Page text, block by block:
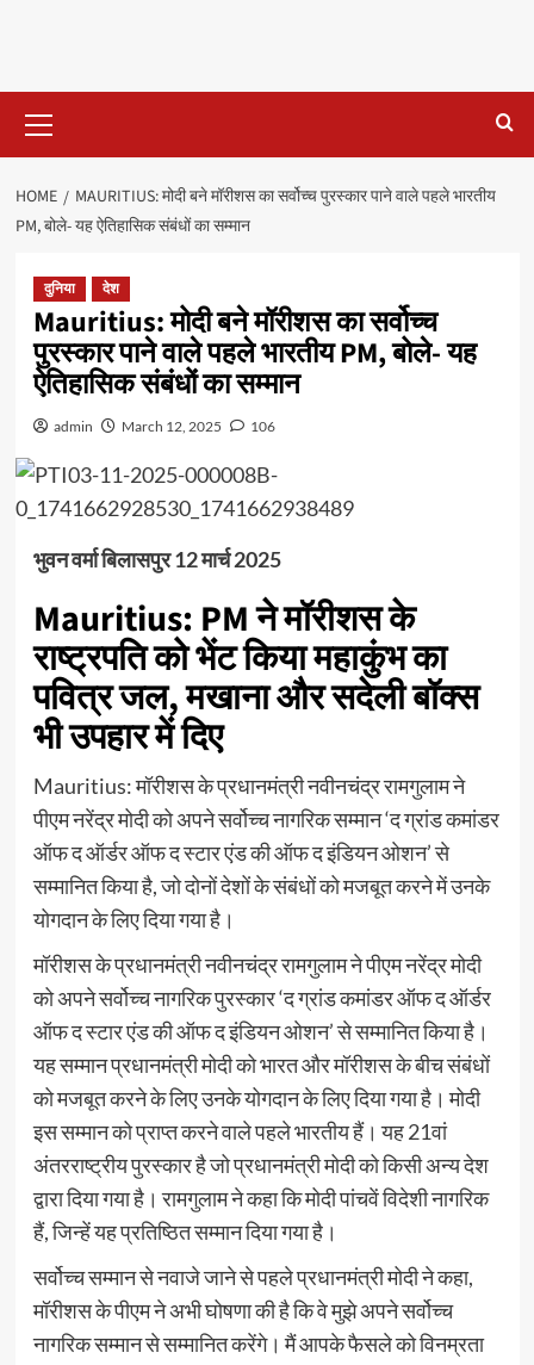
Menu
HOME
MAURITIUS: मोदी बने मॉरीशस का सर्वोच्च पुरस्कार पाने वाले पहले भारतीय
PM, बोले- यह ऐतिहासिक संबंधों का सम्मान
दुनिया देश
Mauritius: मोदी बने मॉरीशस का सर्वोच्च
पुरस्कार पाने वाले पहले भारतीय PM, बोले- यह
ऐतिहासिक संबंधों का सम्मान
admin March 12, 2025 106
भुवन वर्मा बिलासपुर 12 मार्च 2025
Mauritius: PM ने मॉरीशस के
राष्ट्रपति को भेंट किया महाकुंभ का
पवित्र जल, मखाना और सदेली बॉक्स
भी उपहार में दिए
Mauritius: मॉरीशस के प्रधानमंत्री नवीनचंद्र रामगुलाम ने
पीएम नरेंद्र मोदी को अपने सर्वोच्च नागरिक सम्मान ‘द ग्रांड कमांडर
ऑफ द ऑर्डर ऑफ द स्टार एंड की ऑफ द इंडियन ओशन’ से
सम्मानित किया है, जो दोनों देशों के संबंधों को मजबूत करने में उनके
योगदान के लिए दिया गया है।
मॉरीशस के प्रधानमंत्री नवीनचंद्र रामगुलाम ने पीएम नरेंद्र मोदी
को अपने सर्वोच्च नागरिक पुरस्कार ‘द ग्रांड कमांडर ऑफ द ऑर्डर
ऑफ द स्टार एंड की ऑफ द इंडियन ओशन’ से सम्मानित किया है।
यह सम्मान प्रधानमंत्री मोदी को भारत और मॉरीशस के बीच संबंधों
को मजबूत करने के लिए उनके योगदान के लिए दिया गया है। मोदी
इस सम्मान को प्राप्त करने वाले पहले भारतीय हैं। यह 21वां
अंतरराष्ट्रीय पुरस्कार है जो प्रधानमंत्री मोदी को किसी अन्य देश
द्वारा दिया गया है। रामगुलाम ने कहा कि मोदी पांचवें विदेशी नागरिक
हैं, जिन्हें यह प्रतिष्ठित सम्मान दिया गया है।
सर्वोच्च सम्मान से नवाजे जाने से पहले प्रधानमंत्री मोदी ने कहा,
मॉरीशस के पीएम ने अभी घोषणा की है कि वे मुझे अपने सर्वोच्च
नागरिक सम्मान से सम्मानित करेंगे। मैं आपके फैसले को विनम्रता